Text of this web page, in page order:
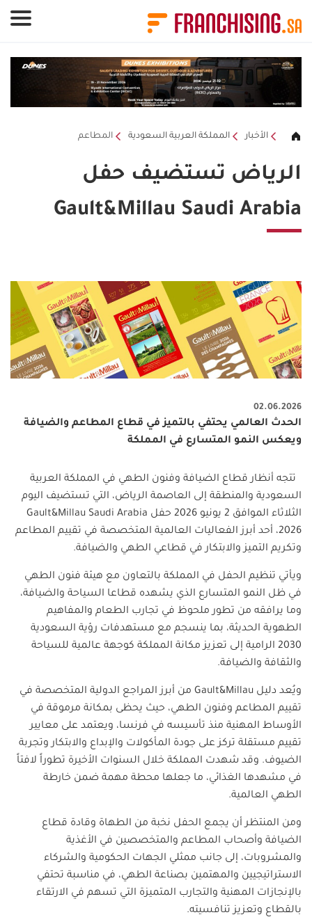
الأخبار المملكة العربية السعودية المطاعم
الرياض تستضيف حفل
Gault&Millau Saudi Arabia
02.06.2026
الحدث العالمي يحتفي بالتميز في قطاع المطاعم والضيافة
ويعكس النمو المتسارع في المملكة
تتجه أنظار قطاع الضيافة وفنون الطهي في المملكة العربية
السعودية والمنطقة إلى العاصمة الرياض، التي تستضيف اليوم
الثلاثاء الموافق 2 يونيو 2026 حفل
Gault&Millau Saudi Arabia
2026، أحد أبرز الفعاليات العالمية المتخصصة في تقييم المطاعم
وتكريم التميز والابتكار في قطاعي الطهي والضيافة.
ويأتي تنظيم الحفل في المملكة بالتعاون مع هيئة فنون الطهي
في ظل النمو المتسارع الذي يشهده قطاعا السياحة والضيافة،
وما يرافقه من تطور ملحوظ في تجارب الطعام والمفاهيم
الطهوية الحديثة، بما ينسجم مع مستهدفات رؤية السعودية
2030 الرامية إلى تعزيز مكانة المملكة كوجهة عالمية للسياحة
والثقافة والضيافة.
ويُعد دليل
من أبرز المراجع الدولية المتخصصة في
تقييم المطاعم وفنون الطهي، حيث يحظى بمكانة مرموقة في
الأوساط المهنية منذ تأسيسه في فرنسا، ويعتمد على معايير
تقييم مستقلة تركز على جودة المأكولات والإبداع والابتكار وتجربة
الضيوف. وقد شهدت المملكة خلال السنوات الأخيرة تطوراً لافتاً
في مشهدها الغذائي، ما جعلها محطة مهمة ضمن خارطة
الطهي العالمية.
ومن المنتظر أن يجمع الحفل نخبة من الطهاة وقادة قطاع
الضيافة وأصحاب المطاعم والمتخصصين في الأغذية
والمشروبات، إلى جانب ممثلي الجهات الحكومية والشركاء
الاستراتيجيين والمهتمين بصناعة الطهي، في مناسبة تحتفي
بالإنجازات المهنية والتجارب المتميزة التي تسهم في الارتقاء
بالقطاع وتعزيز تنافسيته.
لوحة إدارة ملفات تعريف الارتباط